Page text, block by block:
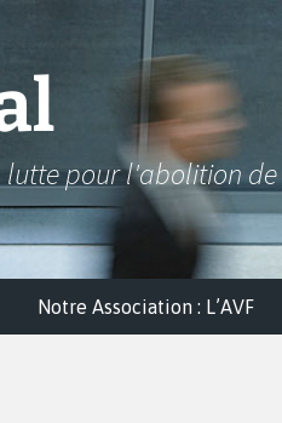
lutte pour l'abolition
Notre Association : L’AVF